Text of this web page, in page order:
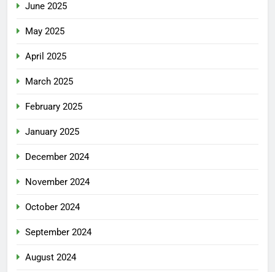
June 2025
May 2025
April 2025
March 2025
February 2025
January 2025
December 2024
November 2024
October 2024
September 2024
August 2024